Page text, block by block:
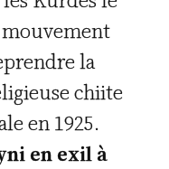
la
chiite
en 1925.
en exil à